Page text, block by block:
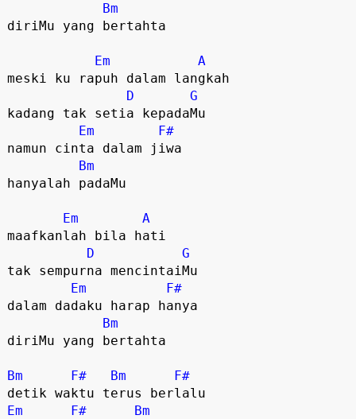
Bm
diriMu yang bertahta
Em
A
meski ku rapuh dalam langkah
D
G
kadang tak setia kepadaMu
Em
F#
namun cinta dalam jiwa
Bm
hanyalah padaMu
Em
A
maafkanlah bila hati
D
G
tak sempurna mencintaiMu
Em
F#
dalam dadaku harap hanya
Bm
diriMu yang bertahta
Bm F# Bm
F#
Em
F#
Bm